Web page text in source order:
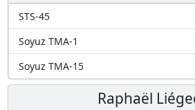
STS-45
Soyuz TMA-1
Soyuz TMA-15
Raphaël